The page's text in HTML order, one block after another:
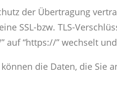
der Übertragung
SSL-bzw. TLS-
auf “https://” wechselt
die Daten, die